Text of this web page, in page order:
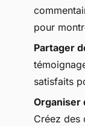
pour
Partager
satisfaits
Organiser
Créez des